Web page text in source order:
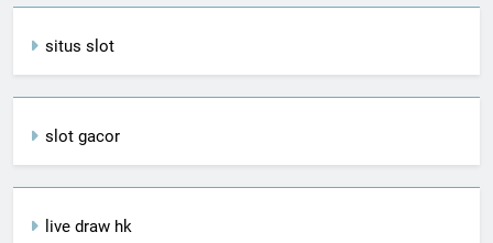
situs slot
slot gacor
live draw hk